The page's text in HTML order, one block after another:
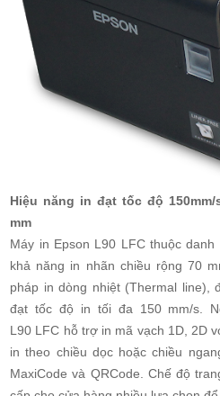
Hiệu năng in đạt tốc độ
mm
Máy in Epson L90 LFC thuộc
khả năng in nhãn chiều rộng 70
pháp in dòng nhiệt (Thermal line),
đạt tốc độ in tối đa 150 mm/s.
L90 LFC hỗ trợ in mã vạch 1D, 2D
in theo chiều dọc hoặc chiều
MaxiCode và QRCode. Chế độ